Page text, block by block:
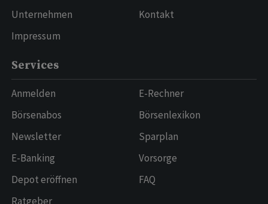
Unternehmen
Impressum
Kontakt
Services
Anmelden
Börsenabos
Newsletter
E-Banking
Depot eröffnen
Ratgeber
E-Rechner
Börsenlexikon
Sparplan
Vorsorge
FAQ